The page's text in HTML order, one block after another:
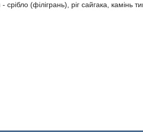
(філігрань), ріг сайгака, камінь